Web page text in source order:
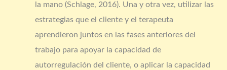
la mano (Schlage, 2016). Una y otra vez, utilizar las
estrategias que el cliente y el terapeuta
aprendieron juntos en las fases anteriores del
trabajo para apoyar la capacidad de
autorregulación del cliente, o aplicar la capacidad